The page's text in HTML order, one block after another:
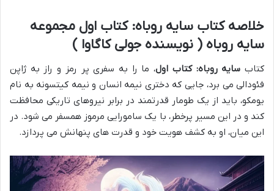
خلاصه کتاب سایه روباه: کتاب اول مجموعه
سایه روباه ( نویسنده جولی کاگاوا )
کتاب سایه روباه: کتاب اول، ما را به سفری پر رمز و راز به ژاپن
فئودالی می برد، جایی که دختری نیمه انسان و نیمه کیتسونه به نام
یومکو، باید از یک طومار قدرتمند در برابر نیروهای تاریکی محافظت
کند و در این مسیر پرخطر، با یک سامورایی مرموز همسفر می شود. در
این میان، او به کشف هویت خود و قدرت های پنهانش می پردازد.